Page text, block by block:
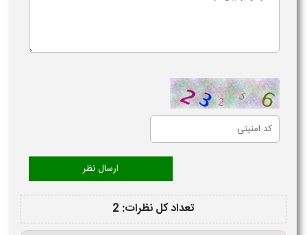
تعداد کل نظرات: 2